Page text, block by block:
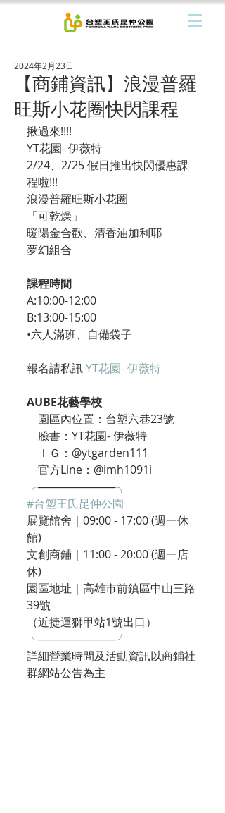
【商鋪資訊】浪漫普羅
旺斯小花圈快閃課程
2024年2月23日
揪過來!!!!
YT花園- 伊薇特
2/24、2/25 假日推出快閃優惠課
程啦!!!
浪漫普羅旺斯小花圈
「可乾燥」
暖陽金合歡、清香油加利耶
夢幻組合
課程時間
A:10:00-12:00
B:13:00-15:00
•六人滿班、自備袋子
報名請私訊 YT花園- 伊薇特
AUBE花藝學校
園區內位置：台塑六巷23號
臉書：YT花園- 伊薇特
ＩＧ：@ytgarden111
官方Line：@imh1091i
╭──────────╮
#台塑王氏昆仲公園
展覽館舍｜09:00 - 17:00 (週一休
館)
文創商鋪｜11:00 - 20:00 (週一店
休)
園區地址｜高雄市前鎮區中山三路
39號
（近捷運獅甲站1號出口）
╰──────────╯
詳細營業時間及活動資訊以商鋪社
群網站公告為主